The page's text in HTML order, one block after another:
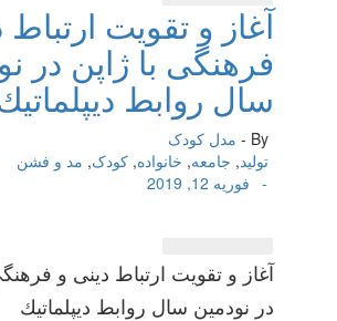
آغاز و تقویت ارتباط
فرهنگی با ژاپن در
سال روابط
By -
مدل کودک
تولید, جامعه, خانواده, کودک, مد و فشن
فوریه 12, 2019
-
آغاز و تقویت ارتباط دینی و
در نودمین سال روابط دیپلماتیك